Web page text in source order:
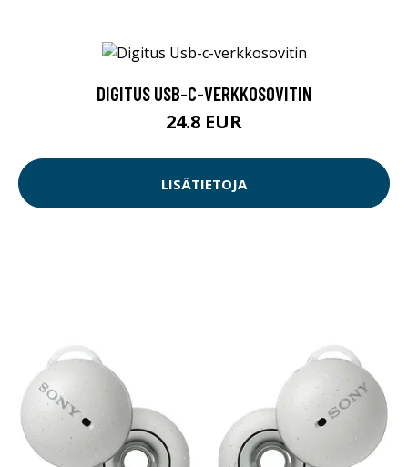
DIGITUS USB-C-VERKKOSOVITIN
24.8 EUR
LISÄTIETOJA